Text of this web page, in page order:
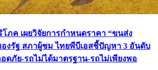
ภค เผยวิจัยการกำหนดราคา “ขนส่ง
งรัฐ สภาผู้ชม ไทยพีบีเอสชี้ปัญหา 3 อันดับ
ดภัย-รถไม่ได้มาตรฐาน-รถไม่เพียงพอ